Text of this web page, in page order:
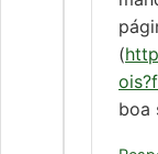
(
boa